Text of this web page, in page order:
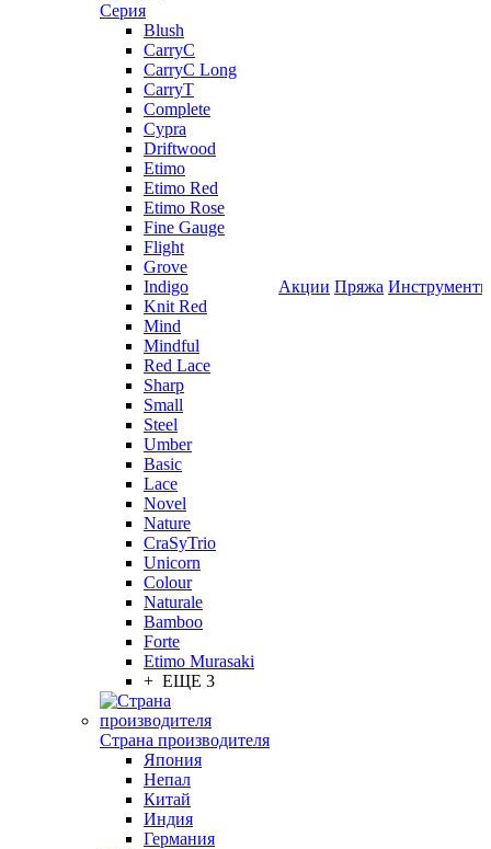
Серия
Blush
CarryC
CarryC Long
CarryT
Complete
Cypra
Driftwood
Etimo
Etimo Red
Etimo Rose
Fine Gauge
Flight
Grove
Indigo
Knit Red
Mind
Mindful
Red Lace
Sharp
Small
Steel
Umber
Basic
Lace
Novel
Nature
CraSyTrio
Unicorn
Colour
Naturale
Bamboo
Forte
Etimo Murasaki
+ ЕЩЕ 3
Страна производителя
Япония
Непал
Китай
Индия
Германия
Акции Пряжа Инструменты